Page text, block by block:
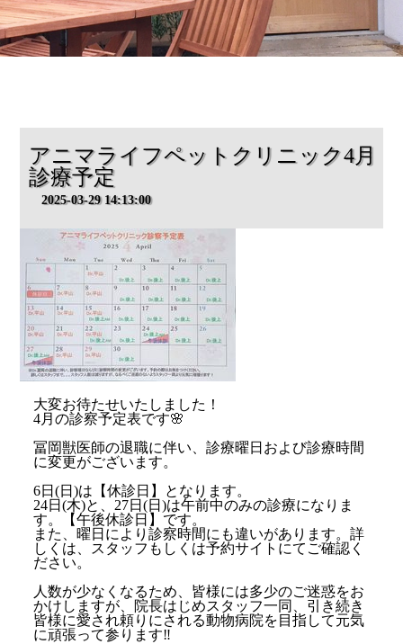
アニマライフペットクリニック4月
診療予定
2025-03-29 14:13:00
大変お待たせいたしました！
4月の診察予定表です🌸
冨岡獣医師の退職に伴い、診療曜日および診療時間
に変更がございます。
6日(日)は【休診日】となります。
24日(木)と、27日(日)は午前中のみの診療になりま
す。【午後休診日】です。
また、曜日により診察時間にも違いがあります。詳
しくは、スタッフもしくは予約サイトにてご確認く
ださい。
人数が少なくなるため、皆様には多少のご迷惑をお
かけしますが、院長はじめスタッフ一同、引き続き
皆様に愛され頼りにされる動物病院を目指して元気
に頑張って参ります‼️